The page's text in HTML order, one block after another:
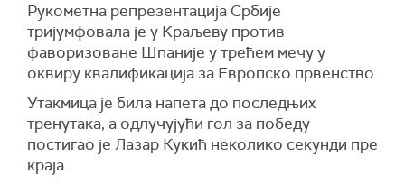
Рукометна репрезентација Србије
тријумфовала је у Краљеву против
фаворизоване Шпаније у трећем мечу у
оквиру квалификација за Европско првенство.
Утакмица је била напета до последњих
тренутака, а одлучујући гол за победу
постигао је Лазар Кукић неколико секунди пре
краја.